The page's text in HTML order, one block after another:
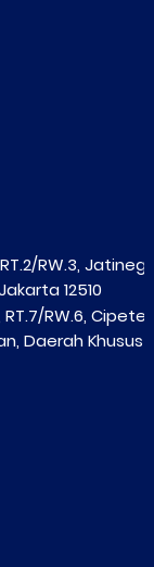
RW.3,
12510
RW.6, Cipete
Daerah Khusus